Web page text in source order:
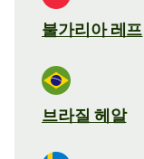
불가리아 레프
브라질 헤알